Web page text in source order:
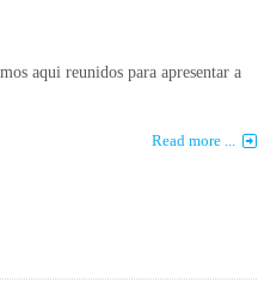
aqui reunidos para apresentar a
Read more ...